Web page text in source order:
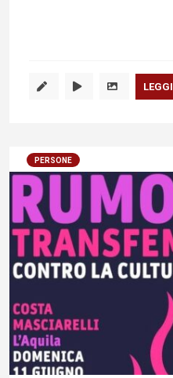
LEGGI
PERSONE